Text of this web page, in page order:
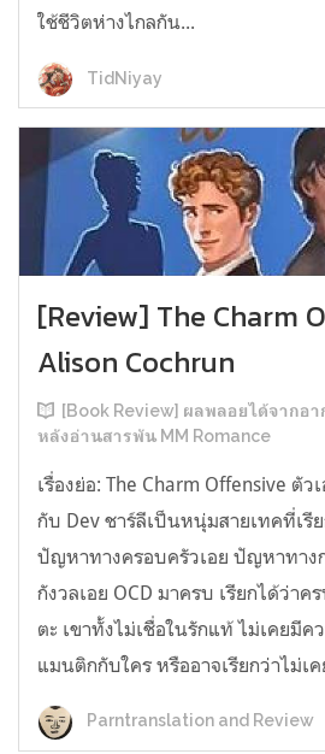
ใช้ชีวิตห่างไกลกัน...
TidNiyay
[Review] The Charm
Alison Cochrun
[Book Review] ผลพลอยได้จากอ
หลังอ่านสารพัน MM Romance
เรื่องย่อ: The Charm Offensive ตัว
กับ Dev ชาร์ลีเป็นหนุ่มสายเทคที่เรี
ปัญหาทางครอบครัวเอย ปัญหาทาง
กังวลเอย OCD มาครบ เรียกได้ว่าค
ตะ เขาทั้งไม่เชื่อในรักแท้ ไม่เคยมีค
แมนติกกับใคร หรืออาจเรียกว่าไม่เค
Parntranslation and Review